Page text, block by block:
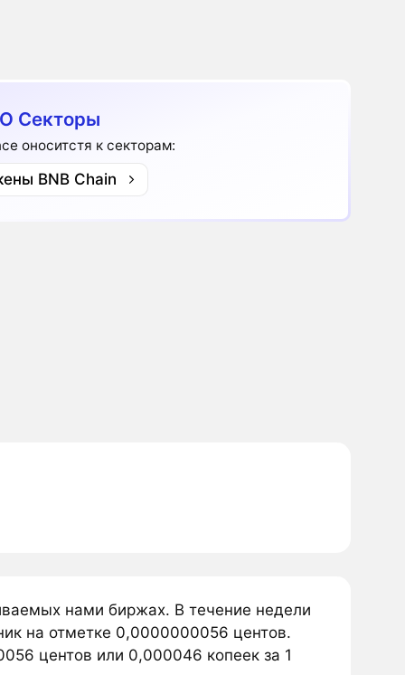
Секторы
оноситстя к секторам:
BNB Chain
нами биржах. В течение недели
на отметке 0,0000000056 центов.
центов или 0,000046 копеек за 1